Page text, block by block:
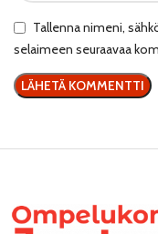
Tallenna nimeni,
selaimeen seuraavaa